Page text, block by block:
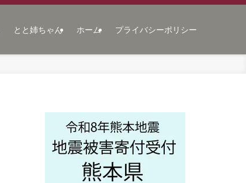
とと姉ちゃん ホーム プライバシーポリシー